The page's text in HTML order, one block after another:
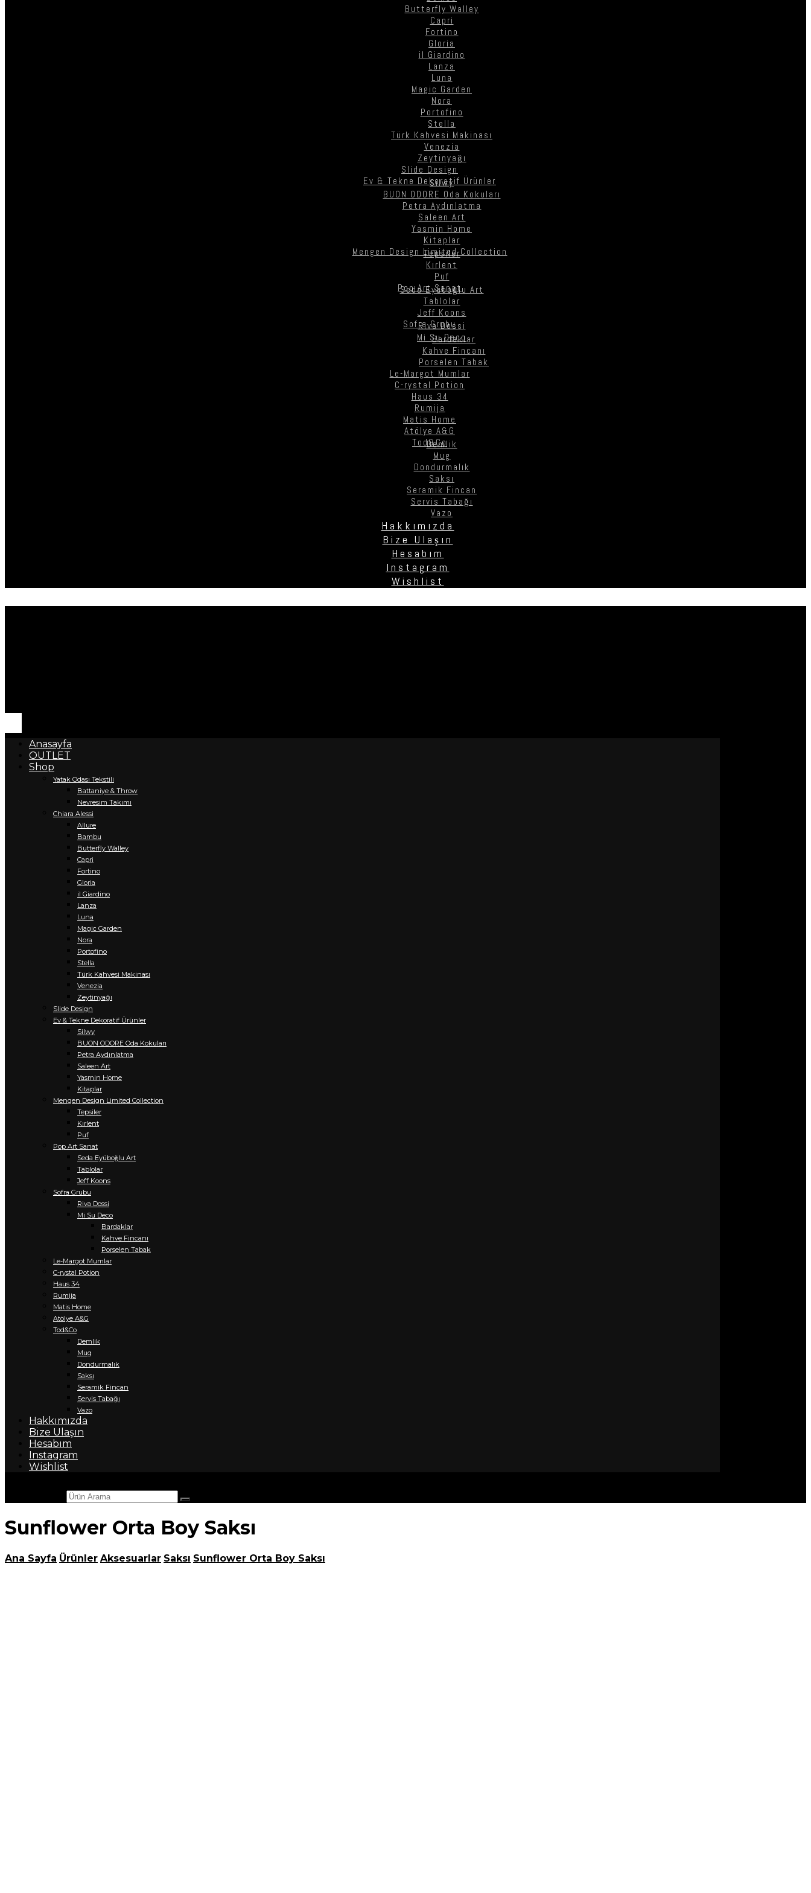
Butterfly Walley
Capri
Fortino
Gloria
il Giardino
Lanza
Luna
Magic Garden
Nora
Portofino
Stella
Türk Kahvesi Makinası
Venezia
Zeytinyağı
Slide Design
Ev & Tekne Dekoratif Ürünler
Silwy
BUON ODORE Oda Kokuları
Petra Aydınlatma
Saleen Art
Yasmin Home
Kitaplar
Mengen Design Limited Collection
Tepsiler
Kırlent
Puf
Pop Art Sanat
Seda Eyüboğlu Art
Tablolar
Jeff Koons
Sofra Grubu
Riva Dossi
Mi Su Deco
Bardaklar
Kahve Fincanı
Porselen Tabak
Le-Margot Mumlar
C-rystal Potion
Haus 34
Rumija
Matis Home
Atölye A&G
Tod&Co
Demlik
Mug
Dondurmalık
Saksı
Seramik Fincan
Servis Tabağı
Vazo
Hakkımızda
Bize Ulaşın
Hesabım
Instagram
Wishlist
Anasayfa
OUTLET
Shop
Yatak Odası Tekstili
Battaniye & Throw
Nevresim Takımı
Chiara Alessi
Allure
Bambu
Butterfly Walley
Capri
Fortino
Gloria
il Giardino
Lanza
Luna
Magic Garden
Nora
Portofino
Stella
Türk Kahvesi Makinası
Venezia
Zeytinyağı
Slide Design
Ev & Tekne Dekoratif Ürünler
Silwy
BUON ODORE Oda Kokuları
Petra Aydınlatma
Saleen Art
Yasmin Home
Kitaplar
Mengen Design Limited Collection
Tepsiler
Kırlent
Puf
Pop Art Sanat
Seda Eyüboğlu Art
Tablolar
Jeff Koons
Sofra Grubu
Riva Dossi
Mi Su Deco
Bardaklar
Kahve Fincanı
Porselen Tabak
Le-Margot Mumlar
C-rystal Potion
Haus 34
Rumija
Matis Home
Atölye A&G
Tod&Co
Demlik
Mug
Dondurmalık
Saksı
Seramik Fincan
Servis Tabağı
Vazo
Hakkımızda
Bize Ulaşın
Hesabım
Instagram
Wishlist
Sunflower Orta Boy Saksı
Ana Sayfa Ürünler Aksesuarlar Saksı Sunflower Orta Boy Saksı